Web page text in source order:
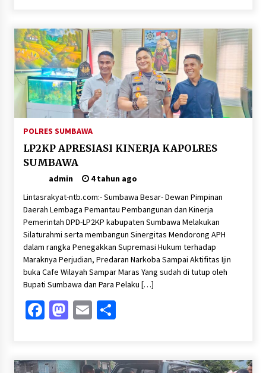
POLRES SUMBAWA
LP2KP APRESIASI KINERJA KAPOLRES
SUMBAWA
admin
4 tahun ago
Lintasrakyat-ntb.com:- Sumbawa Besar- Dewan Pimpinan
Daerah Lembaga Pemantau Pembangunan dan Kinerja
Pemerintah DPD-LP2KP kabupaten Sumbawa Melakukan
Silaturahmi serta membangun Sinergitas Mendorong APH
dalam rangka Penegakkan Supremasi Hukum terhadap
Maraknya Perjudian, Predaran Narkoba Sampai Aktifitas Ijin
buka Cafe Wilayah Sampar Maras Yang sudah di tutup oleh
Bupati Sumbawa dan Para Pelaku […]
Facebook
Mastodon
EmailShare